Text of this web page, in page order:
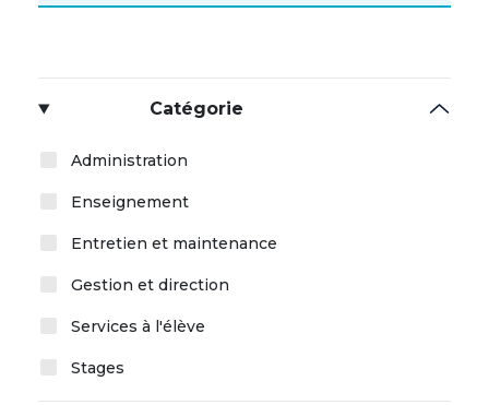
Catégorie
Administration
Enseignement
Entretien et maintenance
Gestion et direction
Services à l'élève
Stages